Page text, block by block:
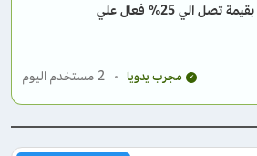
كود خصم اسوس 2026 بقيمة تصل الي 25% فعال علي
مجرب يدويا 2 مستخدم اليوم